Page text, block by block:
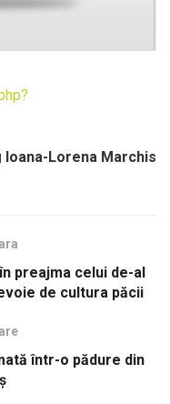
Ioana-Lorena Marchis
preajma celui de-al
de cultura păcii
într-o pădure din